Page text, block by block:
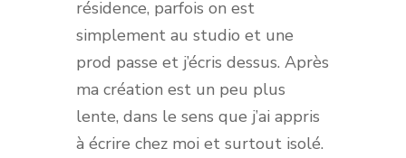
résidence, parfois on est
simplement au studio et une
prod passe et j’écris dessus. Après
ma création est un peu plus
lente, dans le sens que j’ai appris
à écrire chez moi et surtout isolé.